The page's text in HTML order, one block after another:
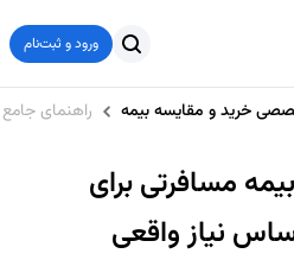
ورود و ثبت‌نام
خرید و مقایسه بیمه راهنمای
مسافرتی برای
نیاز واقعی